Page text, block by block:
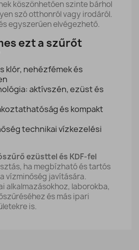
köszönhetően szinte bárhol
szó otthonról vagy irodáról.
egyszerűen elvégezhető.
ezt a szűrőt
klór, nehézfémek és
aktívszén, ezüst és
és kompakt
technikai vízkezelési
ezüsttel és KDF-fel
ha megbízható és tartós
vízminőség javítására.
alkalmazásokhoz, laborokba,
és más ipari
is.